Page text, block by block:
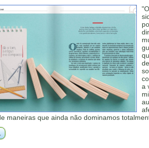
a
maneiras que ainda não dominamos